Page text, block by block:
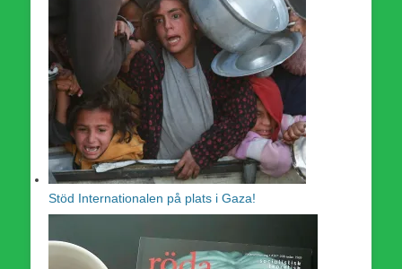
Stöd Internationalen på plats i Gaza!